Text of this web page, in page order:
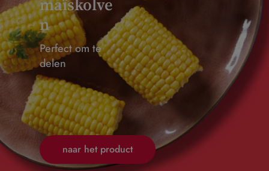
maïskolve
n
Perfect om te
delen
naar het product